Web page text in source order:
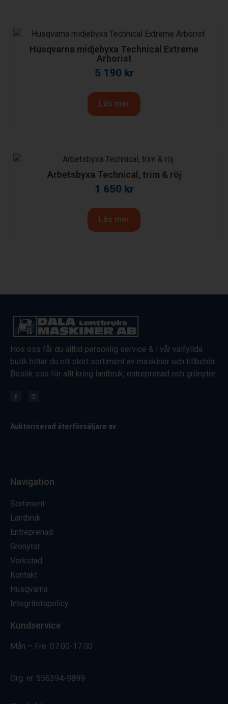
Husqvarna midjebyxa Technical Extreme
Arborist
5 190 kr
Läs mer
Arbetsbyxa Technical, trim & röj
1 650 kr
Läs mer
Hos oss får du alltid personlig service & i vår välfyllda
butik hittar du ett stort sortiment av maskiner och tillbehör.
Besök oss för allt kring lantbruk, entreprenad och grönytor.
Auktoriserad återförsäljare av
Navigation
Sortiment
Lantbruk
Entreprenad
Grönytor
Verkstad
Kontakt
Husqvarna
Integritetspolicy
Kundservice
Mån – Fre: 07.00-17.00
Org. nr. 556394-9899